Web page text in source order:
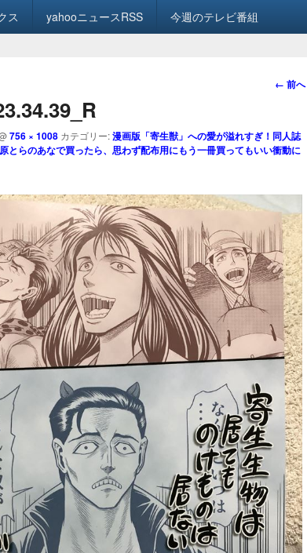
ス yahooニュースRSS 今週のテレビ番組
画
ビ
ゲ
ョ
ン
← 前へ
756 × 1008 カテゴリー:漫画版「寄生獣」への愛が溢れすぎ！同人誌
とらのあなで買ったら、思わず配布用にもう一冊買ってもいい衝動に